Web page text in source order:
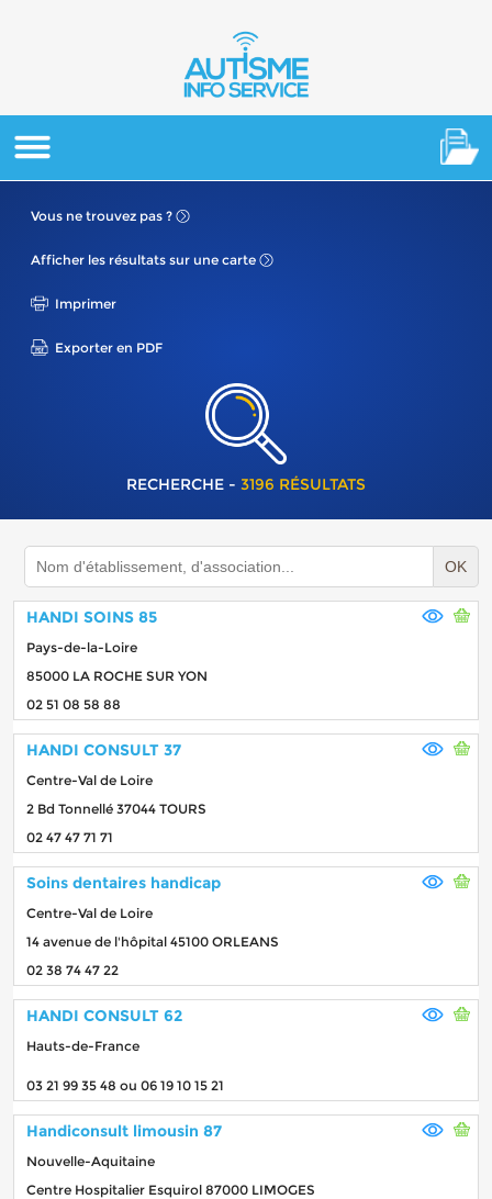
Vous ne trouvez pas ?
Afficher les résultats sur une carte
Imprimer
Exporter en PDF
RECHERCHE - 3196 RÉSULTATS
OK
HANDI SOINS 85
Pays-de-la-Loire
85000 LA ROCHE SUR YON
02 51 08 58 88
HANDI CONSULT 37
Centre-Val de Loire
2 Bd Tonnellé 37044 TOURS
02 47 47 71 71
Soins dentaires handicap
Centre-Val de Loire
14 avenue de l'hôpital 45100 ORLEANS
02 38 74 47 22
HANDI CONSULT 62
Hauts-de-France
03 21 99 35 48 ou 06 19 10 15 21
Handiconsult limousin 87
Nouvelle-Aquitaine
Centre Hospitalier Esquirol 87000 LIMOGES